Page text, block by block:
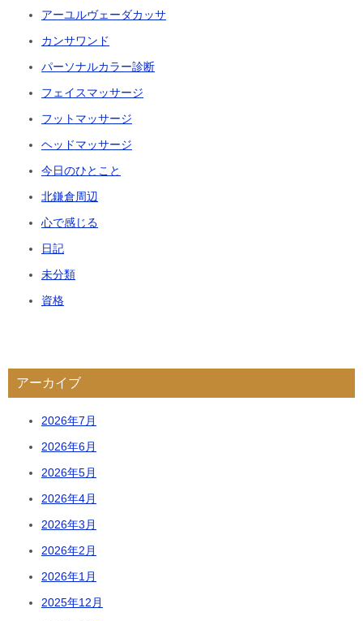
アーユルヴェーダカッサ
カンサワンド
パーソナルカラー診断
フェイスマッサージ
フットマッサージ
ヘッドマッサージ
今日のひとこと
北鎌倉周辺
心で感じる
日記
未分類
資格
アーカイブ
2026年7月
2026年6月
2026年5月
2026年4月
2026年3月
2026年2月
2026年1月
2025年12月